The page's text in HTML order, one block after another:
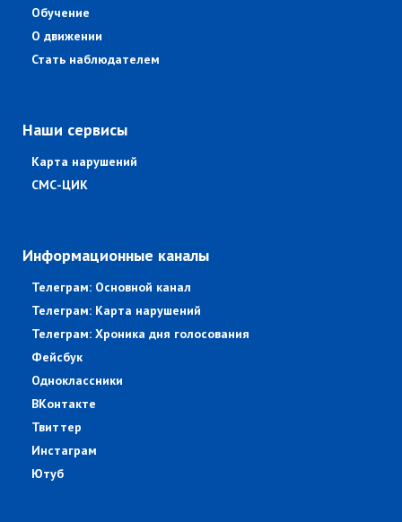
Обучение
О движении
Стать наблюдателем
Наши сервисы
Карта нарушений
СМС-ЦИК
Информационные каналы
Телеграм: Основной канал
Телеграм: Карта нарушений
Телеграм: Хроника дня голосования
Фейсбук
Одноклассники
ВКонтакте
Твиттер
Инстаграм
Ютуб